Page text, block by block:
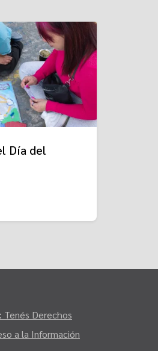
Día del
Tenés Derechos
a la Información